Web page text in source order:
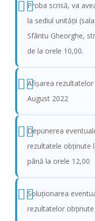
Proba scrisă, va
la sediul unităţii
Sfântu Gheorghe,
de la orele 10,00.
Afişarea
August 2022
Depunerea
rezultatele obținute
până la orele 12,00
Soluționarea
rezultatelor